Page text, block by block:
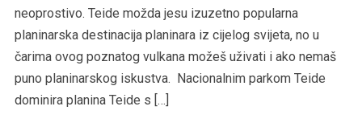
neoprostivo. Teide možda jesu izuzetno popularna
planinarska destinacija planinara iz cijelog svijeta, no u
čarima ovog poznatog vulkana možeš uživati i ako nemaš
puno planinarskog iskustva. Nacionalnim parkom Teide
dominira planina Teide s […]